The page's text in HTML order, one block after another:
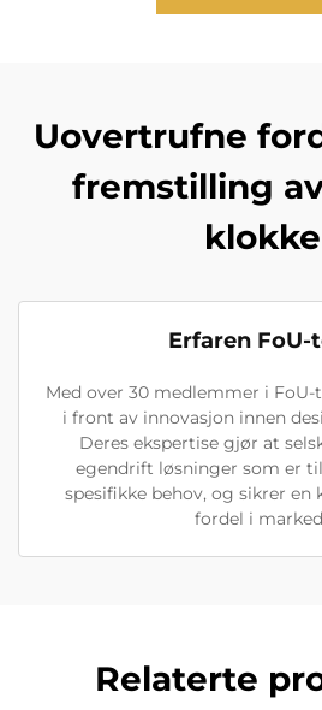
Uovertrufne
fremstilling
Erfaren FoU-
Med over 30 medlemmer i
i front av innovasjon innen
Deres ekspertise gjør at
egendrift løsninger som er
spesifikke behov, og sikrer en
fordel i
Relaterte